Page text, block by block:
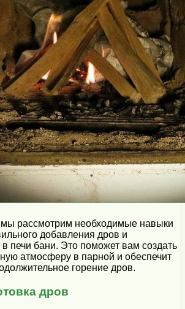
рассмотрим необходимые навыки
добавления дров и
печи бани. Это поможет вам создать
атмосферу в парной и обеспечит
горение дров.
дров